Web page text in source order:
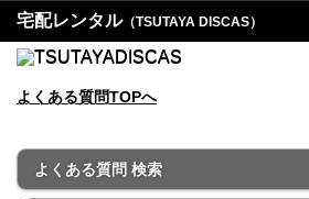
宅配レンタル（TSUTAYA DISCAS）
よくある質問TOPへ
よくある質問 検索